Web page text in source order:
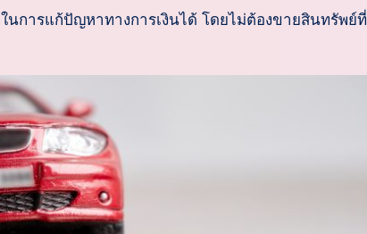
การแก้ปัญหาทางการเงินได้ โดยไม่ต้องขายสินทรัพย์ที่